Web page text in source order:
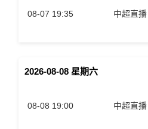
08-07 19:35 中超直播
2026-08-08 星期六
08-08 19:00 中超直播